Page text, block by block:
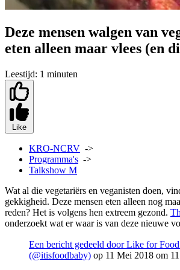
Deze mensen walgen van
eten alleen maar vlees (en
Leestijd: 1 minuten
Like
KRO-NCRV ->
Programma's ->
Talkshow M
Wat al die vegetariërs en veganisten doen,
gekkigheid. Deze mensen eten alleen nog
reden? Het is volgens hen extreem gezond.
onderzoekt wat er waar is van deze nieuwe
Een bericht gedeeld door Like for
(@itisfoodbaby) op 11 Mei 2018 om